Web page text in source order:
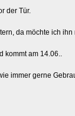
der Tür.
da möchte ich
kommt am 14.06..
immer gerne